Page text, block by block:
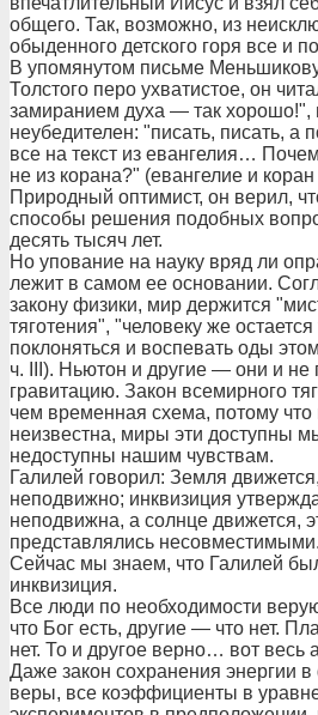
общего. Так, возможно, из
обыденного детского горя все и
В упомянутом письме
Толстого перо ухватистое, он
замиранием духа — так хорошо!",
неубедителен: "писать, писать, а
все на текст из евангелия…
не из корана?" (евангелие и
Природный оптимист, он верил,
способы решения подобных
десять тысяч лет.
Но упование на науку вряд ли
лежит в самом ее основании.
закону физики, мир держится
тяготения", "человеку же
поклоняться и воспевать оды
ч. III). Ньютон и другие — они и не
гравитацию. Закон всемирного
чем временная схема, потому что
неизвестна, миры эти доступны
недоступны нашим чувствам.
Галилей говорил: Земля
неподвижно; инквизиция
неподвижна, а солнце движется,
представлялись несовместимыми.
Сейчас мы знаем, что Галилей
инквизиция.
Все люди по необходимости
что Бог есть, другие — что нет.
нет. То и другое верно… вот весь
Даже закон сохранения энергии
веры, все коэффициенты в